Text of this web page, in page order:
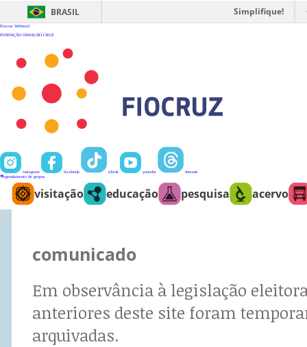
BRASIL Simplifique!
Fiocruz Webmail
FUNDAÇÃO OSWALDO CRUZ
instagram facebook tiktok youtube
threads
agendamento de grupos
visitação educação pesquisa acervo
comunicado
Em observância à legislação
anteriores deste site foram
arquivadas.